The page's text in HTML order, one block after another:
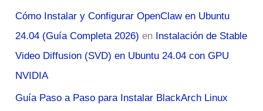
Cómo Instalar y Configurar OpenClaw en Ubuntu
24.04 (Guía Completa 2026) en Instalación de Stable
Video Diffusion (SVD) en Ubuntu 24.04 con GPU
NVIDIA
Guía Paso a Paso para Instalar BlackArch Linux